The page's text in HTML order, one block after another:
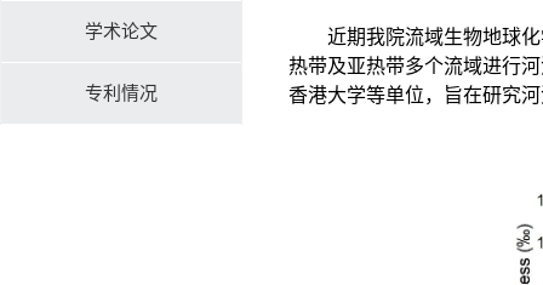
学术论文
专利情况
近期我院流域生物地球
热带及亚热带多个流域进行
香港大学等单位，旨在研究